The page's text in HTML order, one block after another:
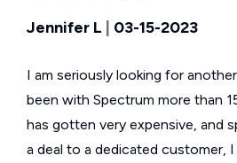
Jennifer L 03-15-2023
I am seriously looking for
been with Spectrum more than
has gotten very expensive, and
a deal to a dedicated customer,